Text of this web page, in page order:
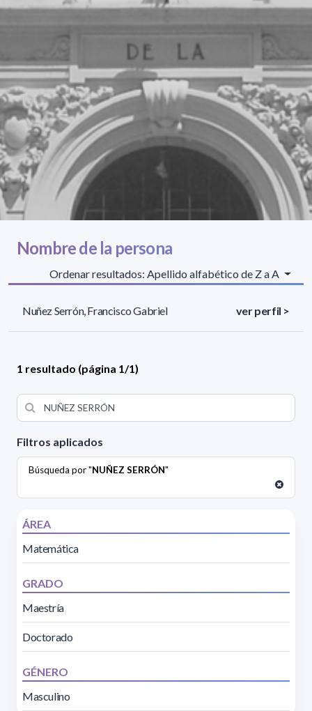
Filtros aplicados
Búsqueda por "NUÑEZ SERRÓN"
ÁREA
Matemática
GRADO
Maestría
Doctorado
GÉNERO
Masculino
Nombre de la persona
Ordenar resultados: Apellido alfabético de Z a A
Nuñez Serrón, Francisco Gabriel ver perfil >
1 resultado (página 1/1)